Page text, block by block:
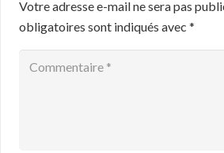
Votre adresse e-mail ne sera pas
obligatoires sont indiqués avec *